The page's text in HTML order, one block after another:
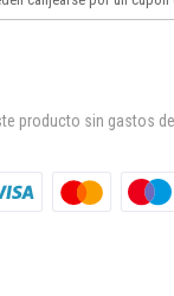
producto sin gastos